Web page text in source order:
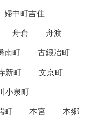
婦中町吉住
舟倉
舟渡
南町
古鍛冶町
新町
文京町
小泉町
町 本宮
本郷